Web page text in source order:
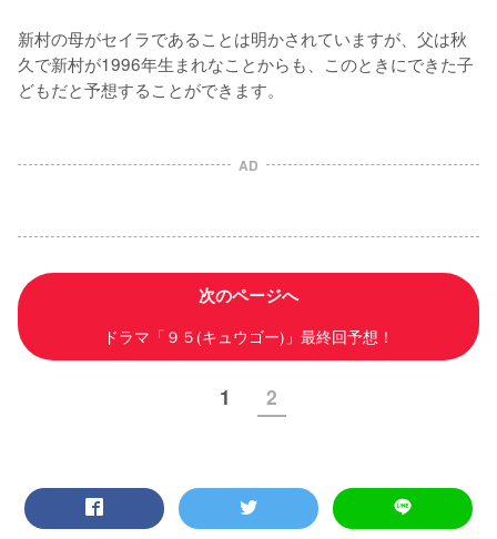
新村の母がセイラであることは明かされていますが、父は秋
久で新村が1996年生まれなことからも、このときにできた子
どもだと予想することができます。
AD
次のページへ
ドラマ「９５(キュウゴー)」最終回予想！
1 2